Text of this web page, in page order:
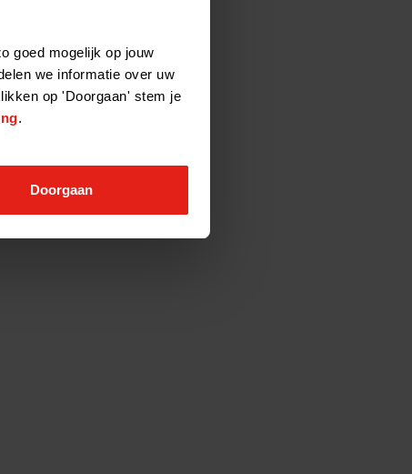
goed mogelijk op jouw
we informatie over uw
op 'Doorgaan' stem je
.
Doorgaan